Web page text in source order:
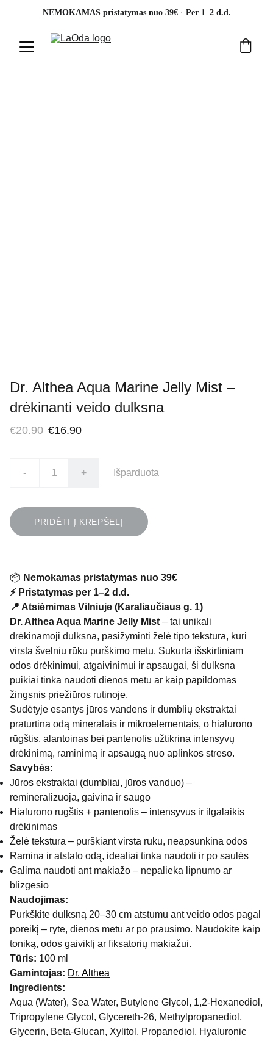
NEMOKAMAS pristatymas nuo 39€ · Per 1–2 d.d.
Dr. Althea Aqua Marine Jelly Mist –
drėkinanti veido dulksna
€20.90 €16.90
- + Išparduota
PRIDĖTI Į KREPŠELĮ
📦 Nemokamas pristatymas nuo 39€
⚡ Pristatymas per 1–2 d.d.
📍 Atsiėmimas Vilniuje (Karaliaučiaus g. 1)
Dr. Althea Aqua Marine Jelly Mist – tai unikali
drėkinamoji dulksna, pasižyminti želė tipo tekstūra, kuri
virsta švelniu rūku purškimo metu. Sukurta išskirtiniam
odos drėkinimui, atgaivinimui ir apsaugai, ši dulksna
puikiai tinka naudoti dienos metu ar kaip papildomas
žingsnis priežiūros rutinoje.
Sudėtyje esantys jūros vandens ir dumblių ekstraktai
praturtina odą mineralais ir mikroelementais, o hialurono
rūgštis, alantoinas bei pantenolis užtikrina intensyvų
drėkinimą, raminimą ir apsaugą nuo aplinkos streso.
Savybės:
Jūros ekstraktai (dumbliai, jūros vanduo) –
remineralizuoja, gaivina ir saugo
Hialurono rūgštis + pantenolis – intensyvus ir ilgalaikis
drėkinimas
Želė tekstūra – purškiant virsta rūku, neapsunkina odos
Ramina ir atstato odą, idealiai tinka naudoti ir po saulės
Galima naudoti ant makiažo – nepalieka lipnumo ar
blizgesio
Naudojimas:
Purkškite dulksną 20–30 cm atstumu ant veido odos pagal
poreikį – ryte, dienos metu ar po prausimo. Naudokite kaip
toniką, odos gaiviklį ar fiksatorių makiažui.
Tūris: 100 ml
Gamintojas: Dr. Althea
Ingredients:
Aqua (Water), Sea Water, Butylene Glycol, 1,2-Hexanediol,
Tripropylene Glycol, Glycereth-26, Methylpropanediol,
Glycerin, Beta-Glucan, Xylitol, Propanediol, Hyaluronic